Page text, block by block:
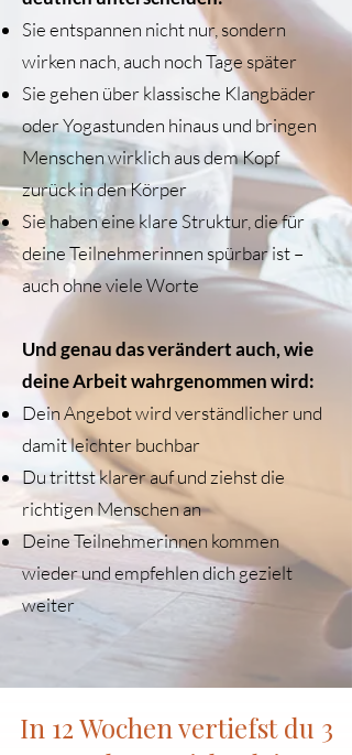
Sie entspannen nicht nur, sondern
wirken nach, auch noch Tage später
Sie gehen über klassische Klangbäder
oder Yogastunden hinaus und bringen
Menschen wirklich aus dem Kopf
zurück in den Körper
Sie haben eine klare Struktur, die für
deine Teilnehmerinnen spürbar ist –
auch ohne viele Worte
Und genau das verändert auch, wie
deine Arbeit wahrgenommen wird:
Dein Angebot wird verständlicher und
damit leichter buchbar
Du trittst klarer auf und ziehst die
richtigen Menschen an
Deine Teilnehmerinnen kommen
wieder und empfehlen dich gezielt
weiter
In 12 Wochen vertiefst du 3